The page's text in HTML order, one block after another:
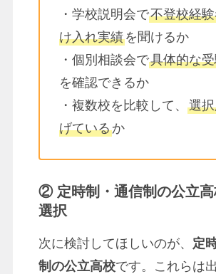
・学校説明会で不登校経
け入れ実績を聞けるか
・個別相談会で具体的な
を確認できるか
・複数校を比較して、 選
げているか
② 定時制・通信制の公立高
選択
次に検討してほしいのが、 定
制の公立高校です。これらは